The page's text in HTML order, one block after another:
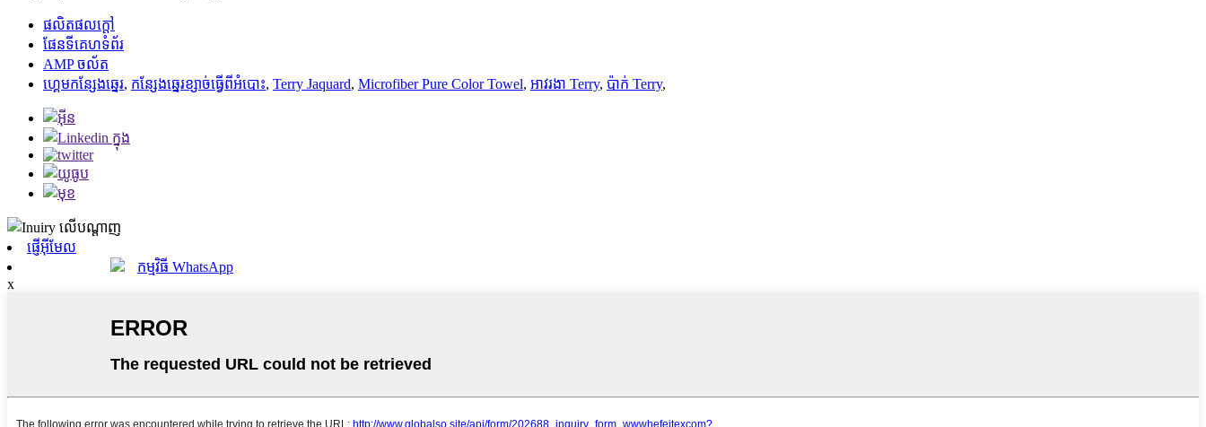
ផលិតផលក្តៅ
ផែនទីគេហទំព័រ
AMP ចល័ត
ហ្គេមកន្សែងឆ្នេរ, កន្សែងឆ្នេរខ្សាច់ធ្វើពីអំបោះ, Terry Jaquard, Microfiber Pure Color Towel, អាវរងា Terry, ប៉ាក់ Terry,
ផ្ញើអ៊ីមែល
កម្មវិធី WhatsApp
x